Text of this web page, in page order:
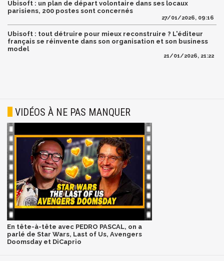
Ubisoft : un plan de départ volontaire dans ses locaux
parisiens, 200 postes sont concernés
27/01/2026, 09:16
Ubisoft : tout détruire pour mieux reconstruire ? L'éditeur
français se réinvente dans son organisation et son business
model
21/01/2026, 21:22
VIDÉOS À NE PAS MANQUER
En tête-à-tête avec PEDRO PASCAL, on a
parlé de Star Wars, Last of Us, Avengers
Doomsday et DiCaprio